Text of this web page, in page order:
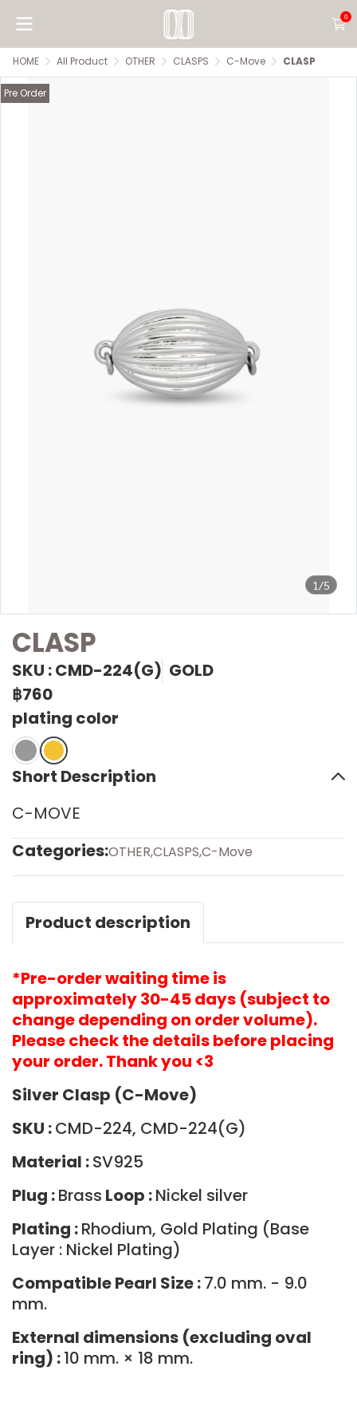
0
HOME All Product OTHER CLASPS C-Move CLASP
1/5
Pre Order
CLASP
SKU : CMD-224(G) GOLD
฿760
plating color
Short Description
C-MOVE
Categories:OTHER,CLASPS,C-Move
Product description
*Pre-order waiting time is
approximately 30-45 days (subject to
change depending on order volume).
Please check the details before placing
your order. Thank you <3
Silver Clasp (C-Move)
SKU :CMD-224, CMD-224(G)
Material :SV925
Plug :Brass Loop :Nickel silver
Plating :Rhodium, Gold Plating (Base
Layer : Nickel Plating)
Compatible Pearl Size :7.0 mm. - 9.0
mm.
External dimensions (excluding oval
ring) :10 mm. × 18 mm.